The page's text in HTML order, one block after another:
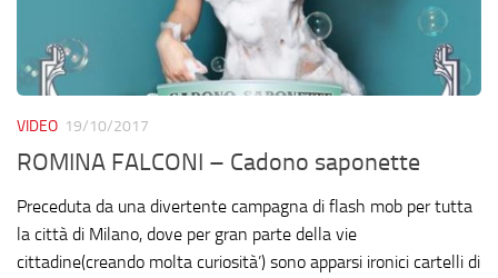
VIDEO 19/10/2017
ROMINA FALCONI – Cadono saponette
Preceduta da una divertente campagna di flash mob per tutta
la città di Milano, dove per gran parte della vie
cittadine(creando molta curiosità’) sono apparsi ironici cartelli di